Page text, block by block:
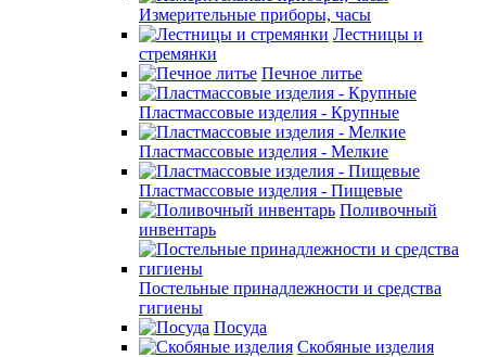
Измерительные приборы, часы
Лестницы и
стремянки
Печное литье
Пластмассовые изделия - Крупные
Пластмассовые изделия - Мелкие
Пластмассовые изделия - Пищевые
Поливочный
инвентарь
Постельные принадлежности и средства
гигиены
Посуда
Скобяные изделия